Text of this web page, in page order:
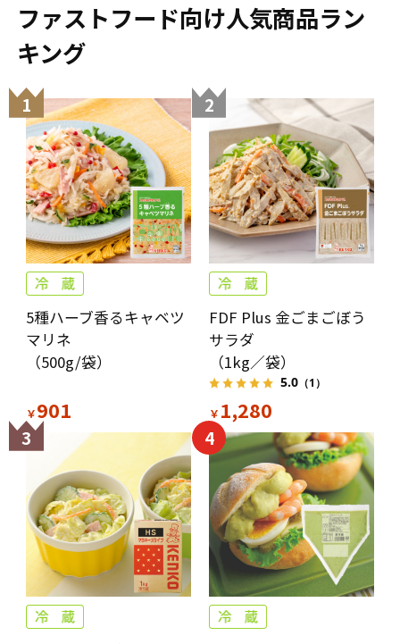
ファストフード向け人気商品ラン
キング
1
5種ハーブ香るキャベツ
マリネ
（500g/袋）
￥901
2
FDF Plus 金ごまごぼう
サラダ
（1kg／袋）
5.0 （1）
￥ 1,280
3 4